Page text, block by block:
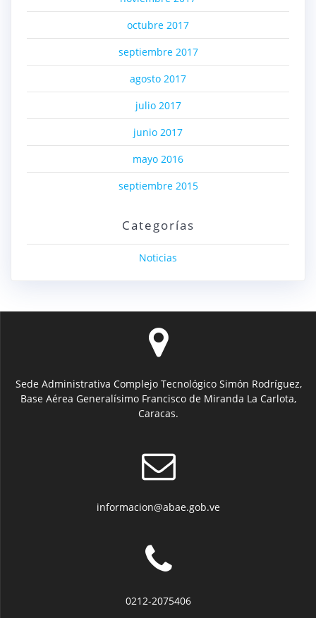
octubre 2017
septiembre 2017
agosto 2017
julio 2017
junio 2017
mayo 2016
septiembre 2015
Categorías
Noticias
Sede Administrativa Complejo Tecnológico Simón Rodríguez,
Base Aérea Generalísimo Francisco de Miranda La Carlota,
Caracas.
informacion@abae.gob.ve
0212-2075406